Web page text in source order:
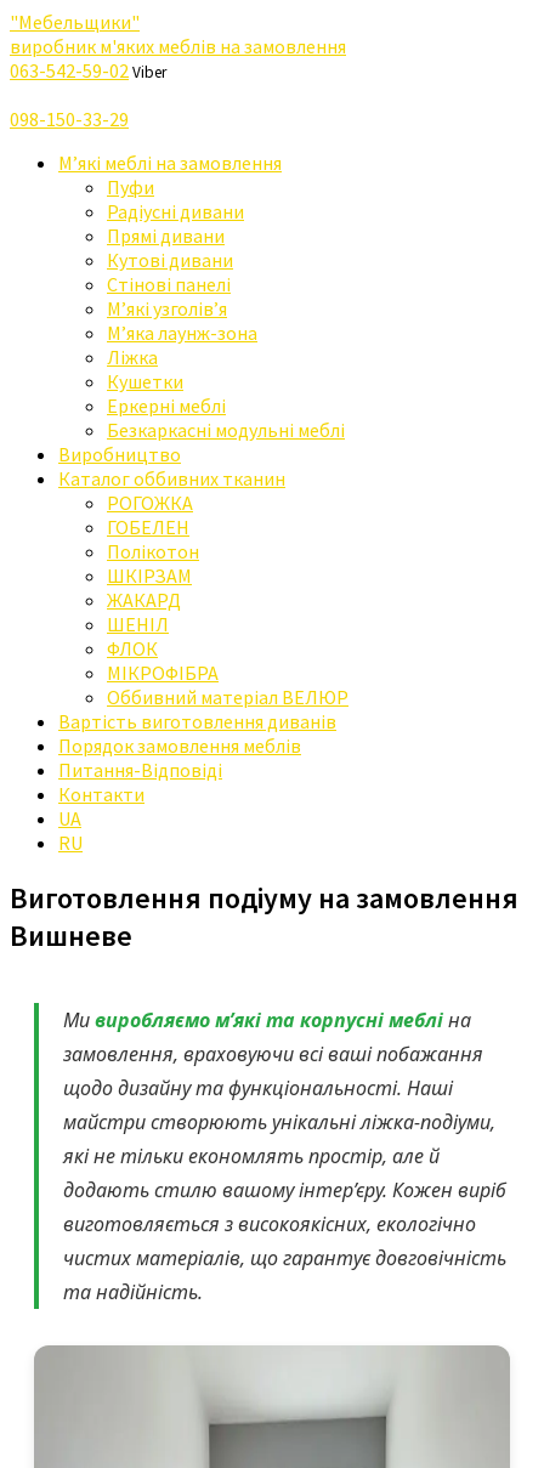
"Мебельщики"
виробник м'яких меблів на замовлення
063-542-59-02Viber
098-150-33-29
М’які меблі на замовлення
Пуфи
Радіусні дивани
Прямі дивани
Кутові дивани
Стінові панелі
М’які узголів’я
М’яка лаунж-зона
Ліжка
Кушетки
Еркерні меблі
Безкаркасні модульні меблі
Виробництво
Каталог оббивних тканин
РОГОЖКА
ГОБЕЛЕН
Полікотон
ШКІРЗАМ
ЖАКАРД
ШЕНІЛ
ФЛОК
МІКРОФІБРА
Оббивний матеріал ВЕЛЮР
Вартість виготовлення диванів
Порядок замовлення меблів
Питання-Відповіді
Контакти
UA
RU
Виготовлення подіуму на замовлення
Вишневе
Мивиробляємо м’які та корпусні мебліна
замовлення, враховуючи всі ваші побажання
щодо дизайну та функціональності. Наші
майстри створюють унікальні ліжка-подіуми,
які не тільки економлять простір, але й
додають стилю вашому інтер’єру. Кожен виріб
виготовляється з високоякісних, екологічно
чистих матеріалів, що гарантує довговічність
та надійність.